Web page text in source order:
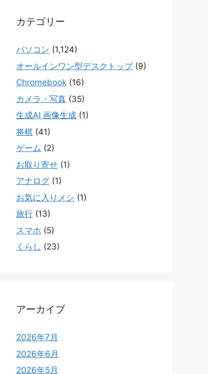
カテゴリー
パソコン (1,124)
オールインワン型デスクトップ(9)
Chromebook (16)
カメラ・写真 (35)
生成AI 画像生成 (1)
将棋 (41)
ゲーム (2)
お取り寄せ (1)
アナログ(1)
お気に入りメシ (1)
旅行 (13)
スマホ (5)
くらし (23)
アーカイブ
2026年7月
2026年6月
2026年5月